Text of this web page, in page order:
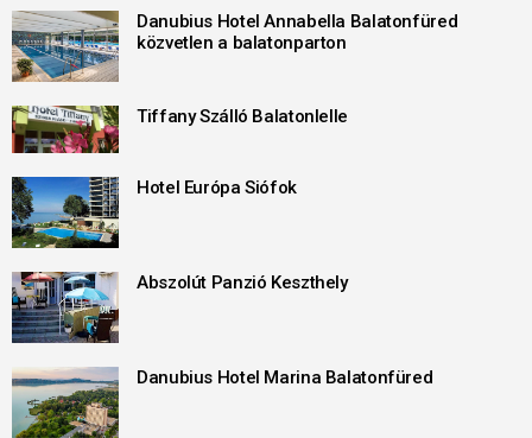
Danubius Hotel Annabella Balatonfüred
közvetlen a balatonparton
Tiffany Szálló Balatonlelle
Hotel Európa Siófok
Abszolút Panzió Keszthely
Danubius Hotel Marina Balatonfüred